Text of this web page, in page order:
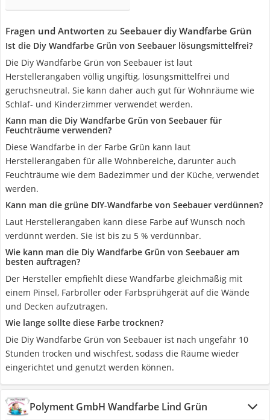
Fragen und Antworten zu Seebauer diy Wandfarbe Grün
Ist die Diy Wandfarbe Grün von Seebauer lösungsmittelfrei?
Die Diy Wandfarbe Grün von Seebauer ist laut
Herstellerangaben völlig ungiftig, lösungsmittelfrei und
geruchsneutral. Sie kann daher auch gut für Wohnräume wie
Schlaf- und Kinderzimmer verwendet werden.
Kann man die Diy Wandfarbe Grün von Seebauer für
Feuchträume verwenden?
Diese Wandfarbe in der Farbe Grün kann laut
Herstellerangaben für alle Wohnbereiche, darunter auch
Feuchträume wie dem Badezimmer und der Küche, verwendet
werden.
Kann man die grüne DIY-Wandfarbe von Seebauer verdünnen?
Laut Herstellerangaben kann diese Farbe auf Wunsch noch
verdünnt werden. Sie ist bis zu 5 % verdünnbar.
Wie kann man die Diy Wandfarbe Grün von Seebauer am
besten auftragen?
Der Hersteller empfiehlt diese Wandfarbe gleichmäßig mit
einem Pinsel, Farbroller oder Farbsprühgerät auf die Wände
und Decken aufzutragen.
Wie lange sollte diese Farbe trocknen?
Die Diy Wandfarbe Grün von Seebauer ist nach ungefähr 10
Stunden trocken und wischfest, sodass die Räume wieder
eingerichtet und genutzt werden können.
Polyment GmbH Wandfarbe Lind Grün